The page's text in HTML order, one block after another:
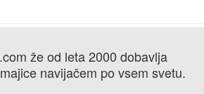
že od leta 2000 dobavlja
navijačem po vsem svetu.